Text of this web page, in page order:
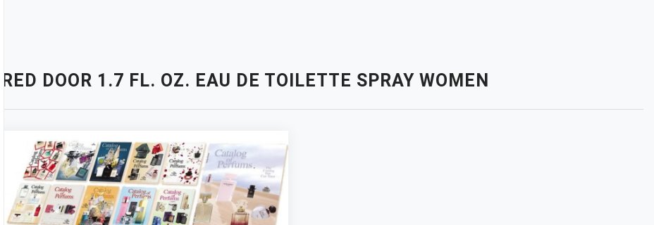
RED DOOR 1.7 FL. OZ. EAU DE TOILETTE SPRAY WOMEN